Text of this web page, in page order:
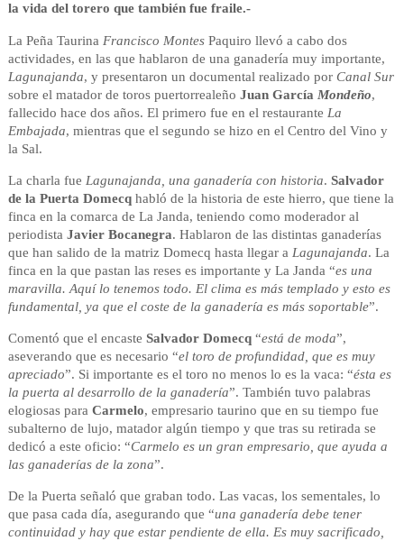
la vida del torero que también fue fraile.-
La Peña Taurina Francisco MontesPaquiro llevó a cabo dos
actividades, en las que hablaron de una ganadería muy importante,
Lagunajanda, y presentaron un documental realizado por Canal Sur
sobre el matador de toros puertorrealeño Juan García Mondeño,
fallecido hace dos años. El primero fue en el restaurante La
Embajada, mientras que el segundo se hizo en el Centro del Vino y
la Sal.
La charla fue Lagunajanda, una ganadería con historia. Salvador
de la Puerta Domecqhabló de la historia de este hierro, que tiene la
finca en la comarca de La Janda, teniendo como moderador al
periodista Javier Bocanegra. Hablaron de las distintas ganaderías
que han salido de la matriz Domecq hasta llegar a Lagunajanda. La
finca en la que pastan las reses es importante y La Janda “es una
maravilla. Aquí lo tenemos todo. El clima es más templado y esto es
fundamental, ya que el coste de la ganadería es más soportable”.
Comentó que el encaste Salvador Domecq“está de moda”,
aseverando que es necesario “el toro de profundidad, que es muy
apreciado”. Si importante es el toro no menos lo es la vaca: “ésta es
la puerta al desarrollo de la ganadería”. También tuvo palabras
elogiosas para Carmelo, empresario taurino que en su tiempo fue
subalterno de lujo, matador algún tiempo y que tras su retirada se
dedicó a este oficio: “Carmelo es un gran empresario, que ayuda a
las ganaderías de la zona”.
De la Puerta señaló que graban todo. Las vacas, los sementales, lo
que pasa cada día, asegurando que “una ganadería debe tener
continuidad y hay que estar pendiente de ella. Es muy sacrificado,